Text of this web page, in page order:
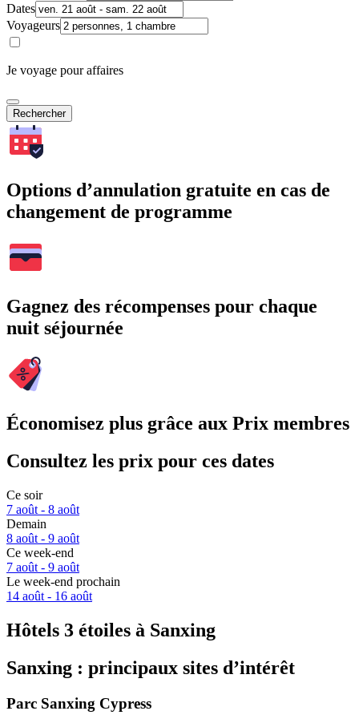
Dates
Voyageurs
Je voyage pour affaires
Rechercher
Options d’annulation gratuite en cas de
changement de programme
Gagnez des récompenses pour chaque
nuit séjournée
Économisez plus grâce aux Prix membres
Consultez les prix pour ces dates
Ce soir
7 août - 8 août
Demain
8 août - 9 août
Ce week-end
7 août - 9 août
Le week-end prochain
14 août - 16 août
Hôtels 3 étoiles à Sanxing
Sanxing : principaux sites d’intérêt
Parc Sanxing Cypress